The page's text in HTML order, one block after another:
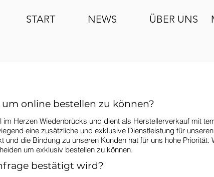
START NEWS ÜBER UNS
online bestellen zu können?
im Herzen Wiedenbrücks und dient als Herstellerverkauf mit
eine zusätzliche und exklusive Dienstleistung für
und die Bindung zu unseren Kunden hat für uns hohe Priorität.
um exklusiv bestellen zu können.
bestätigt wird?